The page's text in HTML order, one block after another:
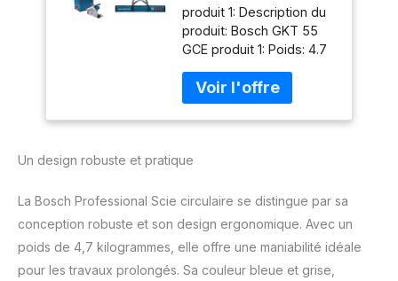
de la lame de scie :
165 mm, L-BOXX) &
Accessoires Sac de
transport FSN BAG
(1650 mm)
produit 1: Description du
produit: Bosch GKT 55
GCE produit 1: Poids: 4.7
mm produit 1: Hauteur:
240 mm produit 2: Avec
petite sacoche pour par
un élément de
Avec bandoulière pour
garder les deux mains
libres produit 2: Y
compris petit sac pour
guide d'angle, pièce de
Un design robuste et pratique
La Bosch Professional Scie circulaire se distingue par sa
conception robuste et son design ergonomique. Avec un
poids de 4,7 kilogrammes, elle offre une maniabilité idéale
pour les travaux prolongés. Sa couleur bleue et grise,